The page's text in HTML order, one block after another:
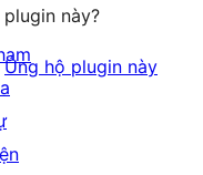
plugin này?
Ủng hộ plugin này